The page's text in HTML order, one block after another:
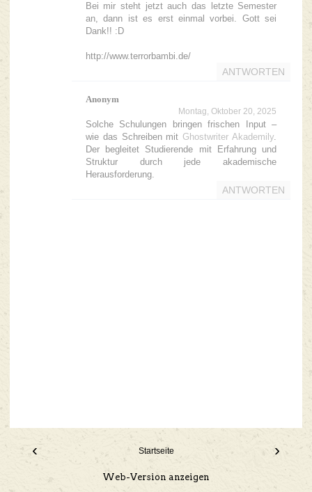
Bei mir steht jetzt auch das letzte Semester
an, dann ist es erst einmal vorbei. Gott sei
Dank!! :D
http://www.terrorbambi.de/
ANTWORTEN
Anonym
Montag, Oktober 20, 2025
Solche Schulungen bringen frischen Input –
wie das Schreiben mit Ghostwriter Akademily
Der begleitet Studierende mit Erfahrung und
Struktur durch jede akademische
Herausforderung.
ANTWORTEN
‹ ›
Startseite
Web-Version anzeigen